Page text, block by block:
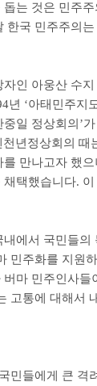
는 것은 민주
한국 민주주의
인 아웅산 수
년 ‘아태민주지
중일 정상회의 ’
천년정상회의 때
만나고자 했
채택했습니다.
에서 국민들
민주화를 지원
마 민주인사들
고통에 대해서
민들에게 큰 격